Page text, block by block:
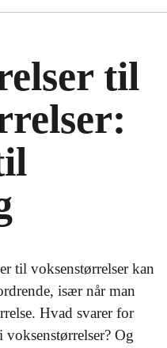
til
til voksenstørrelser kan
især når man
Hvad svarer for
Og